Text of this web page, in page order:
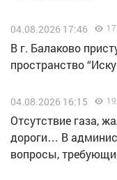
04.08.2026 17:46
В г. Балаково
пространство
04.08.2026 16:15
Отсутствие газа,
дороги… В
вопросы,